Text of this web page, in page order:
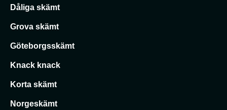
Dåliga skämt
Grova skämt
Göteborgsskämt
Knack knack
Korta skämt
Norgeskämt